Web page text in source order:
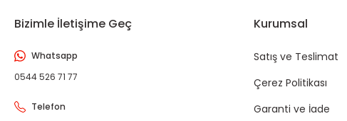
Bizimle İletişime Geç
Whatsapp
0544 526 71 77
Telefon
Kurumsal
Satış ve Teslimat
Çerez Politikası
Garanti ve İade